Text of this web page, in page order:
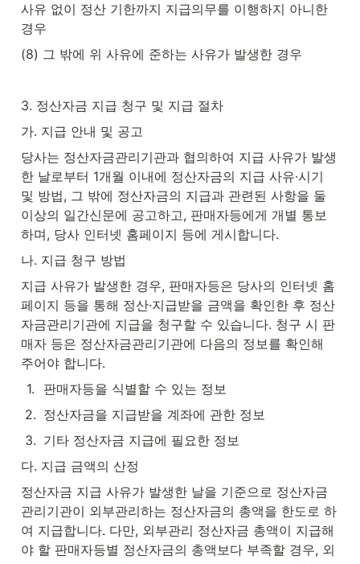
사유 없이 정산 기한까지 지급의무를 이행하지 아니한
경우
(8) 그 밖에 위 사유에 준하는 사유가 발생한 경우
3. 정산자금 지급 청구 및 지급 절차
가. 지급 안내 및 공고
당사는 정산자금관리기관과 협의하여 지급 사유가 발생
한 날로부터 1개월 이내에 정산자금의 지급 사유·시기
및 방법, 그 밖에 정산자금의 지급과 관련된 사항을 둘
이상의 일간신문에 공고하고, 판매자등에게 개별 통보
하며, 당사 인터넷 홈페이지 등에 게시합니다.
나. 지급 청구 방법
지급 사유가 발생한 경우, 판매자등은 당사의 인터넷 홈
페이지 등을 통해 정산·지급받을 금액을 확인한 후 정산
자금관리기관에 지급을 청구할 수 있습니다. 청구 시 판
매자 등은 정산자금관리기관에 다음의 정보를 확인해
주어야 합니다.
1.
판매자등을 식별할 수 있는 정보
2. 정산자금을 지급받을 계좌에 관한 정보
3. 기타 정산자금 지급에 필요한 정보
다. 지급 금액의 산정
정산자금 지급 사유가 발생한 날을 기준으로 정산자금
관리기관이 외부관리하는 정산자금의 총액을 한도로 하
여 지급합니다. 다만, 외부관리 정산자금 총액이 지급해
야 할 판매자등별 정산자금의 총액보다 부족할 경우, 외